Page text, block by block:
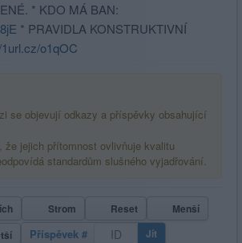
* KDO MÁ BAN:
* PRAVIDLA KONSTRUKTIVNÍ
o1qOC
se objevují odkazy a příspěvky obsahující
že jejich přítomnost ovlivňuje kvalitu
standardům slušného vyjadřování.
Strom Reset
Menší
Příspěvek # Jít